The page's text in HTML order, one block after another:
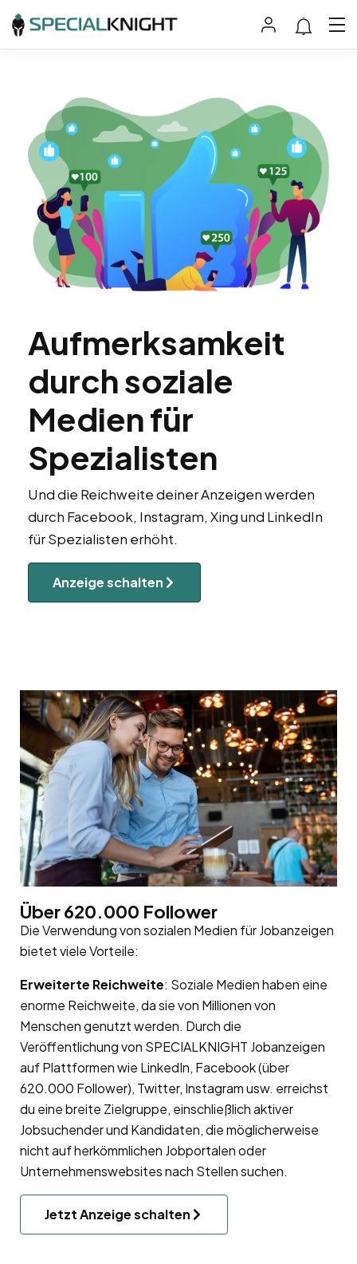
Aufmerksamkeit
durch soziale
Medien für
Spezialisten
Und die Reichweite deiner Anzeigen werden
durch Facebook, Instagram, Xing und LinkedIn
für Spezialisten erhöht.
Anzeige schalten
Über 620.000 Follower
Die Verwendung von sozialen Medien für Jobanzeigen
bietet viele Vorteile:
Erweiterte Reichweite: Soziale Medien haben eine
enorme Reichweite, da sie von Millionen von
Menschen genutzt werden. Durch die
Veröffentlichung von SPECIALKNIGHT Jobanzeigen
auf Plattformen wie LinkedIn, Facebook (über
620.000 Follower), Twitter, Instagram usw. erreichst
du eine breite Zielgruppe, einschließlich aktiver
Jobsuchender und Kandidaten, die möglicherweise
nicht auf herkömmlichen Jobportalen oder
Unternehmenswebsites nach Stellen suchen.
Jetzt Anzeige schalten